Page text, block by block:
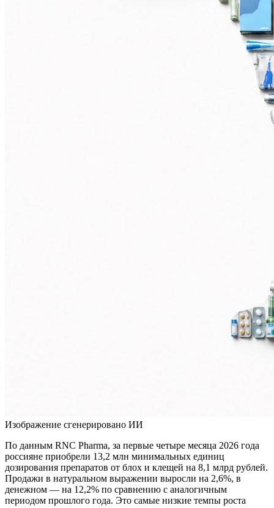
Изображение сгенерировано ИИ
По данным RNC Pharma, за первые четыре месяца 2026 года
россияне приобрели 13,2 млн минимальных единиц
дозирования препаратов от блох и клещей на 8,1 млрд рублей.
Продажи в натуральном выражении выросли на 2,6%, в
денежном — на 12,2% по сравнению с аналогичным
периодом прошлого года. Это самые низкие темпы роста